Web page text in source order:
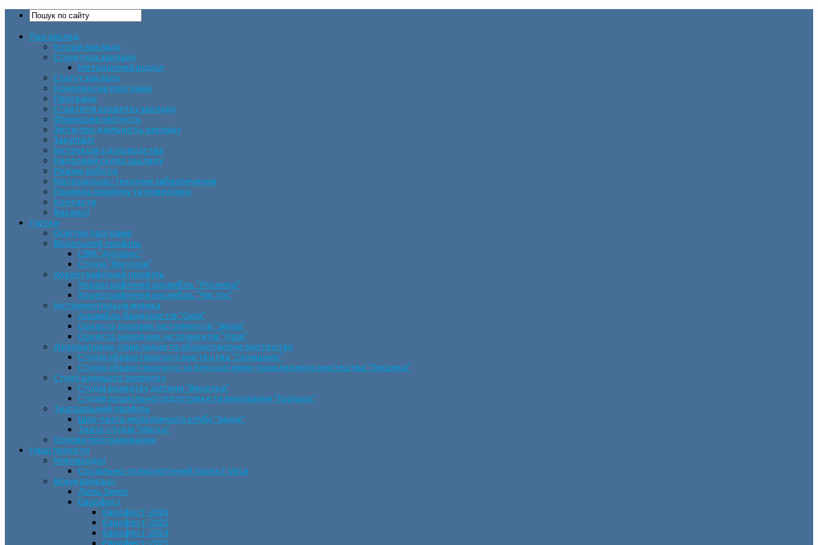
Про заклад
Історія закладу
Структура закладу
Методичний відділ
Статут закладу
Комплексна програма
Програми
Стратегія розвитку закладу
Фінансова звітність
Звіти про діяльність закладу
Закупівлі
Інструкція з діловодства
Кадровий склад закладу
Режим роботи
Матеріально-технічне забезпечення
Правила прийому та поведінки
Контакти
Вакансії
Гуртки
Освітня програма
Вокальний профіль
СВМ “Антарес”
Студія “Вікторія”
Хореографічний профіль
Хореографічний ансамбль “Росинка”
Хореографічний ансамбль “Час пік”
Інструментальна музика
Ансамбль бандуристів “Орія”
Оркестр духових інструментів “Зміна”
Оркестр народних інструментів “Орія”
Декоративно-прикладне та образотворче мистецтво
Cтудія образотворчого мистецтва “Соняшник”
Студія образотворчого та декоративно-прикладного мистецтва “Писанка”
Студії раннього розвитку
Студія розвитку дитини “Веселка”
Студія дошкільної підготовки та виховання “Горішок”
Театральний профіль
Шоу-театр молодіжного клубу “Імідж”
Театр-студія “Маска”
Основи програмування
Наші проєкти
Міжнародні
Соціально-психологічний проєкт VeLa
Всеукраїнські
День Землі
Єврофест
Єврофест-2026
Єврофест-2025
Єврофест-2024
Єврофест-2023